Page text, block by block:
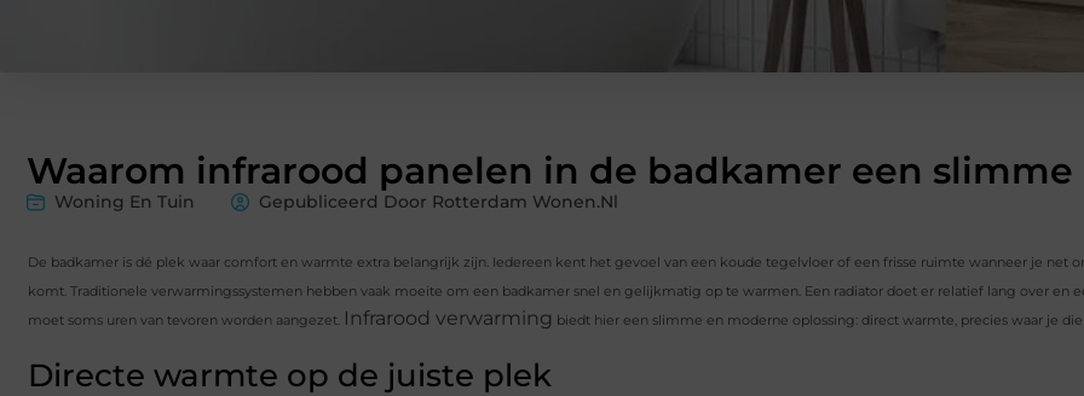
Waarom infrarood panelen in de badkamer een slimme
Woning En Tuin Gepubliceerd Door Rotterdam Wonen.nl
De badkamer is dé plek waar comfort en warmte extra belangrijk zijn. Iedereen kent het gevoel van een koude tegelvloer of een frisse ruimte wanneer je net
komt. Traditionele verwarmingssystemen hebben vaak moeite om een badkamer snel en gelijkmatig op te warmen. Een radiator doet er relatief lang over en
moet soms uren van tevoren worden aangezet. Infrarood verwarming biedt hier een slimme en moderne oplossing: direct warmte, precies waar je
Directe warmte op de juiste plek